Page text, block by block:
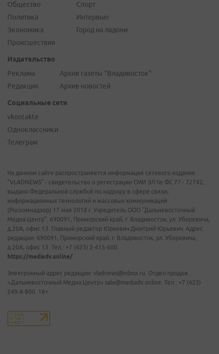
Общество
Политика
Экономика
Происшествия
Спорт
Интервью
Город на ладони
Издательство
Реклама
Редакция
Архив газеты "Владивосток"
Архив новостей
Социальные сети
vkontakte
Одноклассники
Телеграм
На данном сайте распространяется информация сетевого издания
"VLADNEWS" - свидетельство о регистрации СМИ ЭЛ № ФС 77 - 72742,
выдано Федеральной службой по надзору в сфере связи,
информационных технологий и массовых коммуникаций
(Роскомнадзор) 17 мая 2018 г. Учредитель ООО "Дальневосточный
Медиа Центр". 690091, Приморский край, г. Владивосток, ул. Уборевича,
д.20А, офис 13. Главный редактор Юркевич Дмитрий Юрьевич. Адрес
редакции: 690091, Приморский край, г. Владивосток, ул. Уборевича,
д.20А, офис 13. Тел.: +7 (423) 2-415-600.
https://mediadv.online/
Электронный адрес редакции: vladnews@inbox.ru. Отдел продаж
«Дальневосточный Медиа Центр» sale@mediadv.online. Тел.: +7 (423)
249-8-800. 18+